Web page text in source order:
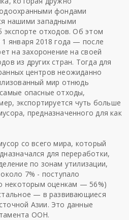
фондами
нашими западными
экспорте отходов. Об этом
января 2018 года — после
на захоронение на своей
из других стран. Тогда для
центров неожиданно
мир отнюдь
опасные отходы,
экспортируется чуть больше
предназначенного для как
со всего мира, который
для переработки,
по зонам утилизации,
7% - поступало
некоторым оценкам — 56%)
— в развивающиеся
Азии. Это данные
ООН.